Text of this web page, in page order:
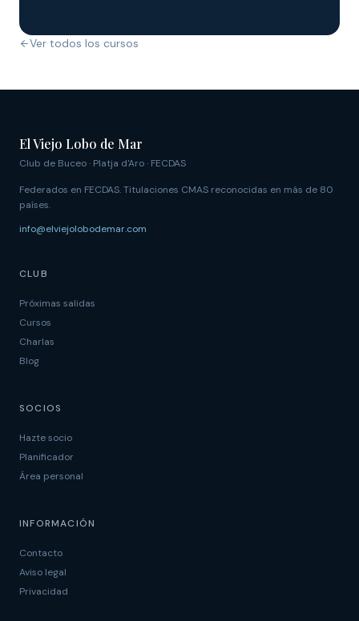
Ver todos los cursos
El Viejo Lobo de Mar
Club de Buceo · Platja d'Aro · FECDAS
Federados en FECDAS. Titulaciones CMAS reconocidas en más de 80
países.
info@elviejolobodemar.com
CLUB
Próximas salidas
Cursos
Charlas
Blog
SOCIOS
Hazte socio
Planificador
Área personal
INFORMACIÓN
Contacto
Aviso legal
Privacidad